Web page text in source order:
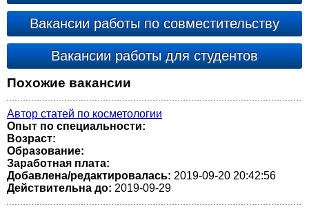
Вакансии работы по совместительству
Вакансии работы для студентов
Похожие вакансии
Автор статей по косметологии
Опыт по специальности:
Возраст:
Образование:
Заработная плата:
Добавлена/редактировалась: 2019-09-20 20:42:56
Действительна до: 2019-09-29